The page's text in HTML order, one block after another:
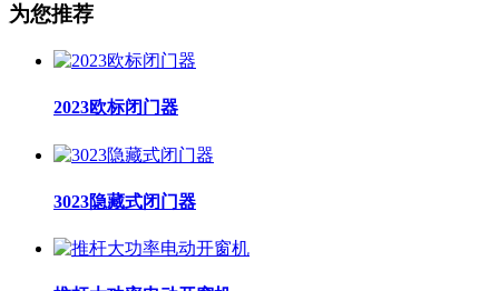
为您推荐
2023欧标闭门器
3023隐藏式闭门器